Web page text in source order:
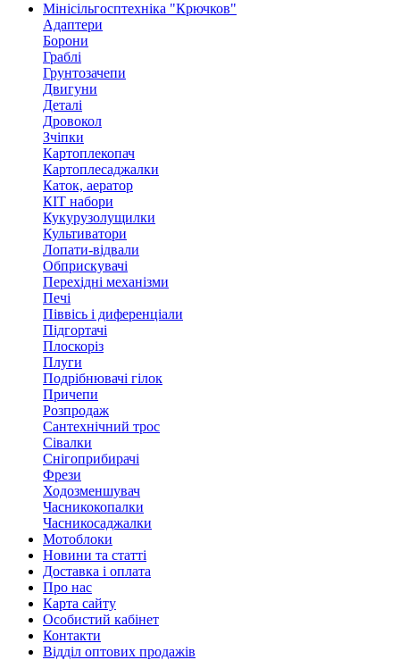
Мінісільгосптехніка "Крючков"
Адаптери
Борони
Граблі
Грунтозачепи
Двигуни
Деталі
Дровокол
Зчіпки
Картоплекопач
Картоплесаджалки
Каток, аератор
КІТ набори
Кукурузолущилки
Культиватори
Лопати-відвали
Обприскувачі
Перехідні механізми
Печі
Піввісь і диференціали
Підгортачі
Плоскоріз
Плуги
Подрібнювачі гілок
Причепи
Розпродаж
Сантехнічний трос
Сівалки
Снігоприбирачі
Фрези
Ходозменшувач
Часникокопалки
Часникосаджалки
Мотоблоки
Новини та статті
Доставка і оплата
Про нас
Карта сайту
Особистий кабінет
Контакти
Відділ оптових продажів